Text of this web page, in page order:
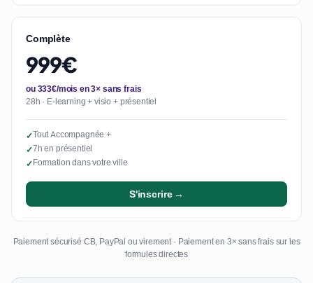
Complète
999€
ou 333€/mois en 3× sans frais
28h · E-learning + visio + présentiel
✓Tout Accompagnée +
✓7h en présentiel
✓Formation dans votre ville
S'inscrire →
Paiement sécurisé CB, PayPal ou virement · Paiement en 3× sans frais sur les
formules directes